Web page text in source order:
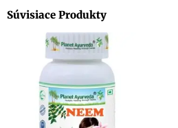
Súvisiace Produkty